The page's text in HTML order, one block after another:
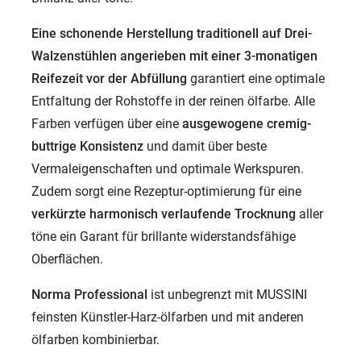
Eine schonende Herstellung traditionell auf Drei-
Walzenstühlen angerieben mit einer 3-monatigen
Reifezeit vor der Abfüllung garantiert eine optimale
Entfaltung der Rohstoffe in der reinen ölfarbe. Alle
Farben verfügen über eine ausgewogene cremig-
buttrige Konsistenz und damit über beste
Vermaleigenschaften und optimale Werkspuren.
Zudem sorgt eine Rezeptur-optimierung für eine
verkürzte harmonisch verlaufende Trocknung aller
töne ein Garant für brillante widerstandsfähige
Oberflächen.
Norma Professional ist unbegrenzt mit MUSSINI
feinsten Künstler-Harz-ölfarben und mit anderen
ölfarben kombinierbar.